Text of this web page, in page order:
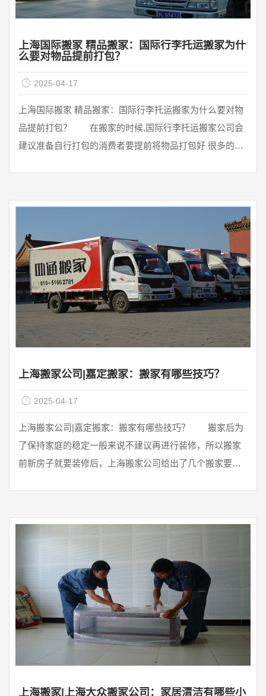
上海国际搬家 精品搬家：国际行李托运搬家为什
么要对物品提前打包？
2025-04-17
上海国际搬家 精品搬家：国际行李托运搬家为什么要对物
品提前打包？ 在搬家的时候,国际行李托运搬家公司会
建议准备自行打包的消费者要提前将物品打包好 很多的消
上海搬家公司|嘉定搬家：搬家有哪些技巧？
2025-04-17
上海搬家公司|嘉定搬家：搬家有哪些技巧？ 搬家后为
了保持家庭的稳定一般来说不建议再进行装修，所以搬家
前新房子就要装修后，上海搬家公司给出了几个搬家要知
上海搬家|上海大众搬家公司：家居清洁有哪些小